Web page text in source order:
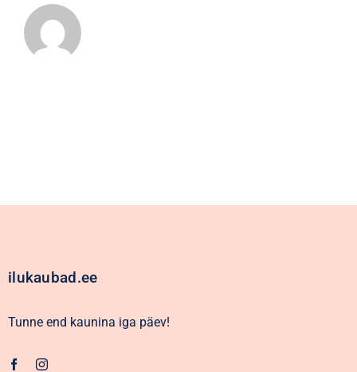
ilukaubad.ee
Tunne end kaunina iga päev!